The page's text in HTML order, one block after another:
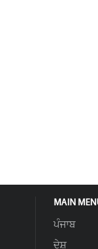
MAIN
ਪੰਜਾਬ
ਦੇਸ਼